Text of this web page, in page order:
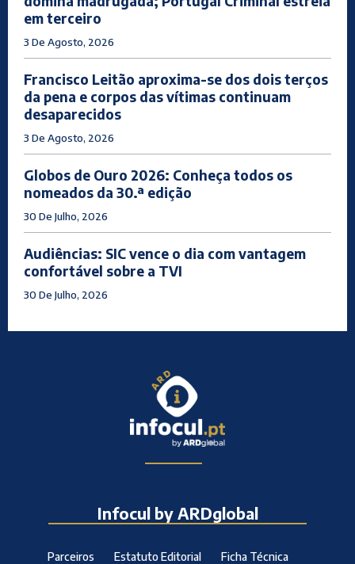
em terceiro
3 De Agosto, 2026
Francisco Leitão aproxima-se dos dois terços
da pena e corpos das vítimas continuam
desaparecidos
3 De Agosto, 2026
Globos de Ouro 2026: Conheça todos os
nomeados da 30.ª edição
30 De Julho, 2026
Audiências: SIC vence o dia com vantagem
confortável sobre a TVI
30 De Julho, 2026
Infocul by ARDglobal
Parceiros Estatuto Editorial Ficha Técnica